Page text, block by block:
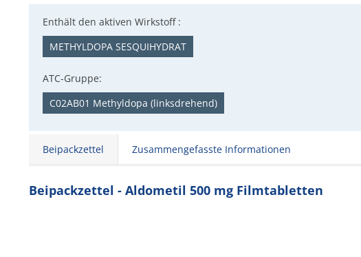
Enthält den aktiven Wirkstoff :
METHYLDOPA SESQUIHYDRAT
ATC-Gruppe:
C02AB01 Methyldopa (linksdrehend)
Beipackzettel Zusammengefasste Informationen
Beipackzettel - Aldometil 500 mg Filmtabletten